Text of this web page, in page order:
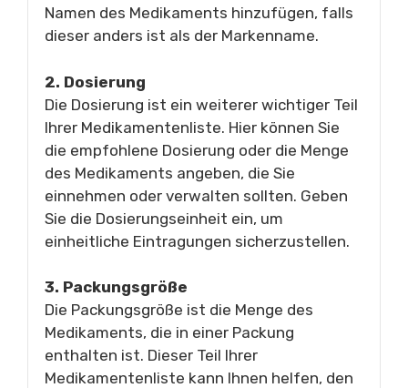
Namen des Medikaments hinzufügen, falls
dieser anders ist als der Markenname.
2. Dosierung
Die Dosierung ist ein weiterer wichtiger Teil
Ihrer Medikamentenliste. Hier können Sie
die empfohlene Dosierung oder die Menge
des Medikaments angeben, die Sie
einnehmen oder verwalten sollten. Geben
Sie die Dosierungseinheit ein, um
einheitliche Eintragungen sicherzustellen.
3. Packungsgröße
Die Packungsgröße ist die Menge des
Medikaments, die in einer Packung
enthalten ist. Dieser Teil Ihrer
Medikamentenliste kann Ihnen helfen, den